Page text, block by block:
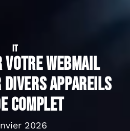
IT
votre webmail
divers appareils
complet
2026